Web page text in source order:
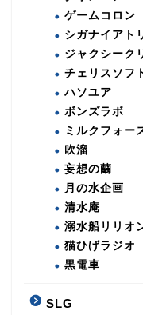
ゲームコロン
シガナイアト
ジャクシーク
チェリスソフ
ハソユア
ボンズラボ
ミルクフォー
吹溜
妄想の繭
月の水企画
清水庵
溺水船リリオ
猫ひげラジオ
黒電車
SLG